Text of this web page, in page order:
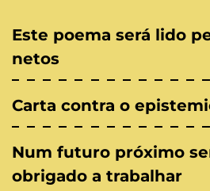
Este poema será lido
netos
Carta contra o
Num futuro próximo
obrigado a trabalhar